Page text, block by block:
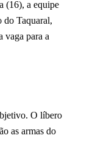
(16), a equipe
do Taquaral,
vaga para a
O líbero
as armas do